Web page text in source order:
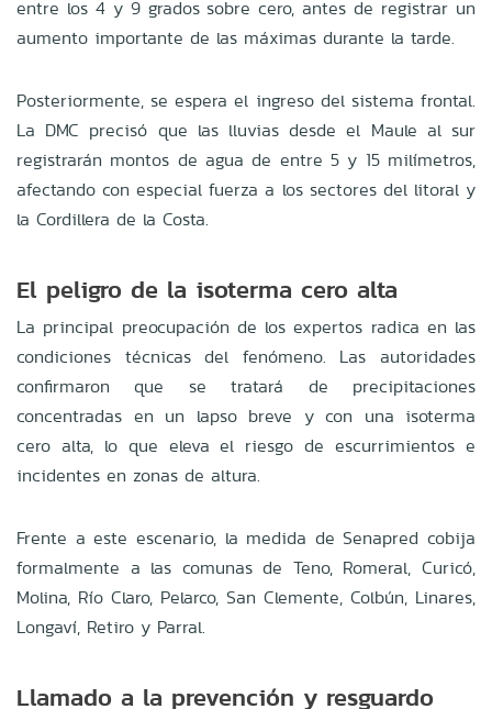
entre los 4 y 9 grados sobre cero, antes de registrar un
aumento importante de las máximas durante la tarde.
Posteriormente, se espera el ingreso del sistema frontal.
La DMC precisó que las lluvias desde el Maule al sur
registrarán montos de agua de entre 5 y 15 milímetros,
afectando con especial fuerza a los sectores del litoral y
la Cordillera de la Costa.
El peligro de la isoterma cero alta
La principal preocupación de los expertos radica en las
condiciones técnicas del fenómeno. Las autoridades
confirmaron que se tratará de precipitaciones
concentradas en un lapso breve y con una isoterma
cero alta, lo que eleva el riesgo de escurrimientos e
incidentes en zonas de altura.
Frente a este escenario, la medida de Senapred cobija
formalmente a las comunas de Teno, Romeral, Curicó,
Molina, Río Claro, Pelarco, San Clemente, Colbún, Linares,
Longaví, Retiro y Parral.
Llamado a la prevención y resguardo